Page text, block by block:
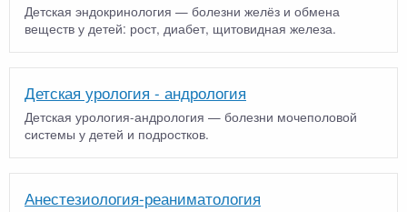
Детская эндокринология — болезни желёз и обмена
веществ у детей: рост, диабет, щитовидная железа.
Детская урология - андрология
Детская урология-андрология — болезни мочеполовой
системы у детей и подростков.
Анестезиология-реаниматология